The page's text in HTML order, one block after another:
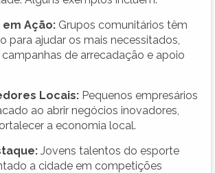
Ação: Grupos comunitários têm
para ajudar os mais necessitados,
de arrecadação e apoio
Locais: Pequenos empresários
ao abrir negócios inovadores,
a economia local.
Jovens talentos do esporte
a cidade em competições